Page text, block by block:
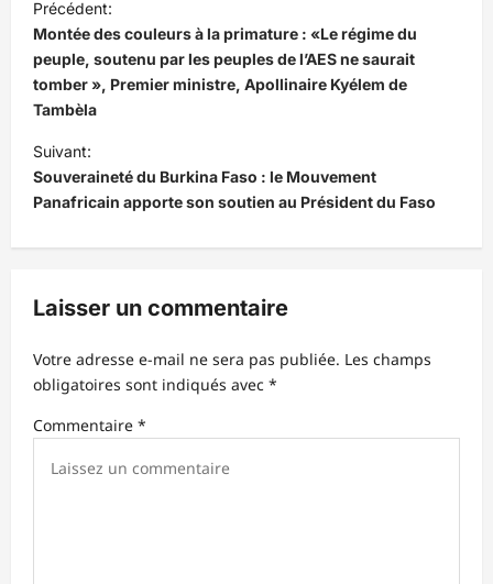
a
v
i
a
t
n
’
r
Précédent:
Montée des couleurs à la primature : «Le régime du
peuple, soutenu par les peuples de l’AES ne saurait
tomber », Premier ministre, Apollinaire Kyélem de
Tambèla
Suivant:
Souveraineté du Burkina Faso : le Mouvement
Panafricain apporte son soutien au Président du Faso
Laisser un commentaire
Votre adresse e-mail ne sera pas publiée. Les champs
obligatoires sont indiqués avec *
Commentaire *